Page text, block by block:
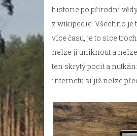
historie po přírodní
z wikipedie. Všechno je
více času, je to sice
nelze ji uniknout a
ten skrytý pocit a
internetu si již nelze